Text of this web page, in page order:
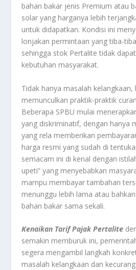
bahan bakar jenis Premium atau
solar yang harganya lebih
untuk didapatkan. Kondisi ini
lonjakan permintaan yang tiba-
sehingga stok Pertalite tidak
kebutuhan masyarakat.
Tidak hanya masalah kelangkaan,
memunculkan praktik-praktik
Beberapa SPBU mulai
yang diskriminatif, dengan hanya
yang rela memberikan
harga resmi yang sudah di
semacam ini di kenal dengan
upeti” yang menyebabkan
mampu membayar tambahan
menunggu lebih lama atau
bahan bakar sama sekali.
Kenaikan Tarif Pajak Pertalite
semakin memburuk ini,
segera mengambil langkah
masalah kelangkaan dan